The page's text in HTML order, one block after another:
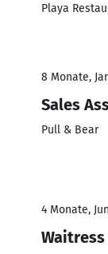
Playa
8 Monate,
Sales
Pull & Bear
4 Monate,
Waitress